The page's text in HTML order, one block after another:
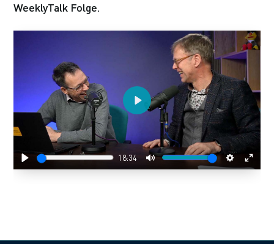
WeeklyTalk Folge.
Play
18:34
Mute Settings
Enter
Play